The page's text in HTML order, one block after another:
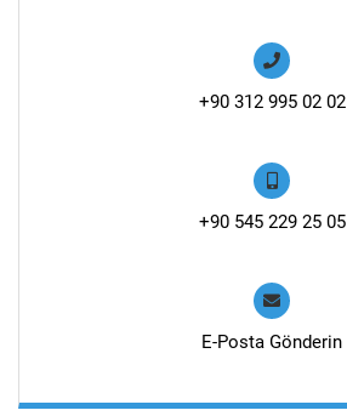
+90 312 995 02 02
+90 545 229 25 05
E-Posta Gönderin